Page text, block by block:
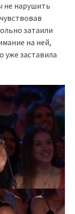
не нарушить
затаили
на ней,
уже заставила